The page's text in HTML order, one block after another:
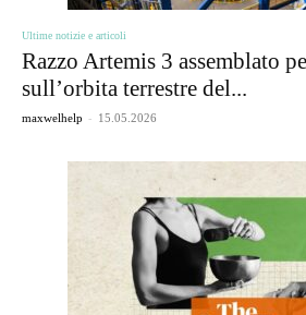
Ultime notizie e articoli
Razzo Artemis 3 assemblato
sull’orbita terrestre del...
maxwelhelp - 15.05.2026